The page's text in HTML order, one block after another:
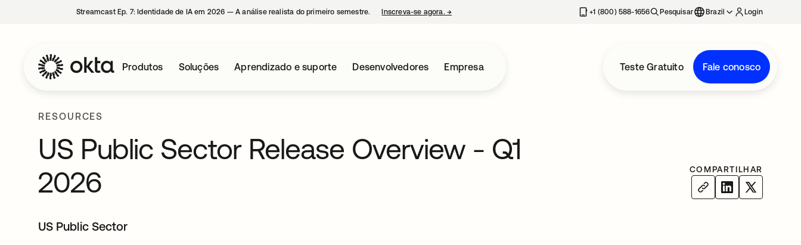
Streamcast Ep. 7: Identidade de IA em 2026 — A análise realista do primeiro semestre. Inscreva-se agora. → +1 (800) 588-1656 Pesquisar Brazil Login
Produtos Soluções Aprendizado e suporte Desenvolvedores Empresa Teste Gratuito Fale conosco
RESOURCES
US Public Sector Release Overview - Q1
2026
COMPARTILHAR
US Public Sector